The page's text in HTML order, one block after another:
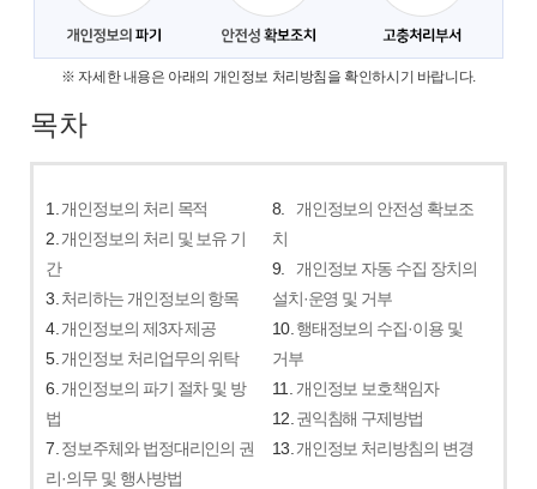
※ 자세한 내용은 아래의 개인정보 처리방침을 확인하시기 바랍니다.
목차
1. 개인정보의 처리 목적
2. 개인정보의 처리 및 보유 기
간
3. 처리하는 개인정보의 항목
4. 개인정보의 제3자 제공
5. 개인정보 처리업무의 위탁
6. 개인정보의 파기 절차 및 방
법
7. 정보주체와 법정대리인의 권
리·의무 및 행사방법
8.
개인정보의 안전성 확보조
치
9.
개인정보 자동 수집 장치의
설치·운영 및 거부
10. 행태정보의 수집·이용 및
거부
11.
개인정보 보호책임자
12. 권익침해 구제방법
13. 개인정보 처리방침의 변경